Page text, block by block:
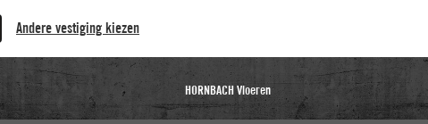
Andere vestiging kiezen
HORNBACH Vloeren